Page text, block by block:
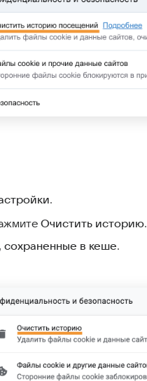
.
Очистить историю.
в кеше.